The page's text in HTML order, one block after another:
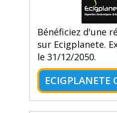
Bénéficiez d'une
sur Ecigplanete.
le 31/12/2050.
ECIGPLANETE